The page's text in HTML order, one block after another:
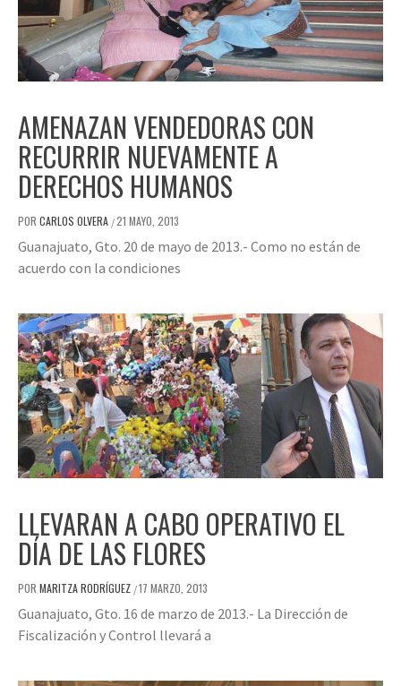
AMENAZAN VENDEDORAS CON
RECURRIR NUEVAMENTE A
DERECHOS HUMANOS
POR CARLOS OLVERA /21 MAYO, 2013
Guanajuato, Gto. 20 de mayo de 2013.- Como no están de
acuerdo con la condiciones
LLEVARAN A CABO OPERATIVO EL
DÍA DE LAS FLORES
POR MARITZA RODRÍGUEZ /17 MARZO, 2013
Guanajuato, Gto. 16 de marzo de 2013.- La Dirección de
Fiscalización y Control llevará a